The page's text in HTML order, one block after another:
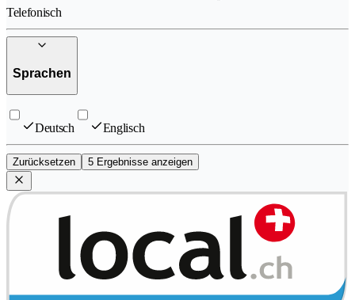
Telefonisch
Sprachen
Deutsch Englisch
Zurücksetzen 5 Ergebnisse anzeigen